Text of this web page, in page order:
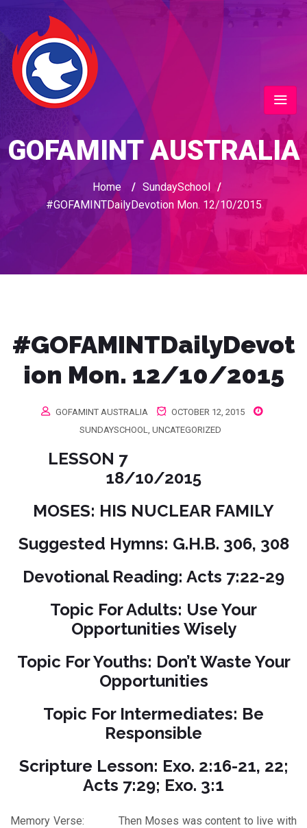
GOFAMINT AUSTRALIA
Home / SundaySchool /
#GOFAMINTDailyDevotion Mon. 12/10/2015
#GOFAMINTDailyDevot
ion Mon. 12/10/2015
GOFAMINT AUSTRALIA
OCTOBER 12, 2015
SUNDAYSCHOOL, UNCATEGORIZED
LESSON 7
18/10/2015
MOSES: HIS NUCLEAR FAMILY
Suggested Hymns: G.H.B. 306, 308
Devotional Reading: Acts 7:22-29
Topic For Adults: Use Your
Opportunities Wisely
Topic For Youths: Don’t Waste Your
Opportunities
Topic For Intermediates: Be
Responsible
Scripture Lesson: Exo. 2:16-21, 22;
Acts 7:29; Exo. 3:1
Memory Verse: Then Moses was content to live with